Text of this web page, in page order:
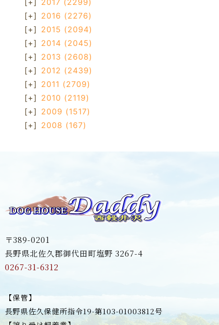
[+] 2017 (2299)
[+] 2016 (2276)
[+] 2015 (2094)
[+] 2014 (2045)
[+] 2013 (2608)
[+] 2012 (2439)
[+] 2011 (2709)
[+] 2010 (2119)
[+] 2009 (1517)
[+] 2008 (167)
〒389-0201
長野県北佐久郡御代田町塩野 3267-4
0267-31-6312
【保管】
長野県佐久保健所指令19-第103-01003812号